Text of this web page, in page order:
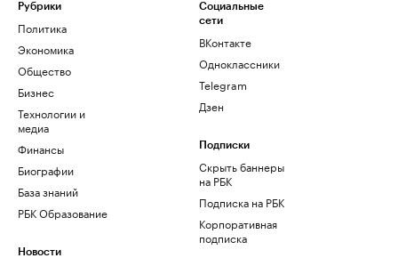
Рубрики
Политика
Экономика
Общество
Бизнес
Технологии и
медиа
Финансы
Биографии
База знаний
РБК Образование
Новости
Социальные
сети
ВКонтакте
Одноклассники
Telegram
Дзен
Подписки
Скрыть баннеры
на РБК
Подписка на РБК
Корпоративная
подписка